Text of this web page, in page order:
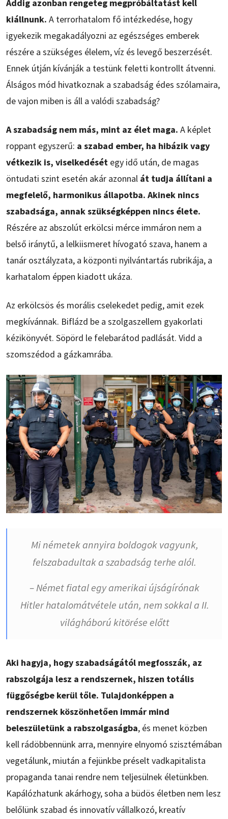
Addig azonban rengeteg megpróbáltatást kell
kiállnunk. A terrorhatalom fő intézkedése, hogy
igyekezik megakadályozni az egészséges emberek
részére a szükséges élelem, víz és levegő beszerzését.
Ennek útján kívánják a testünk feletti kontrollt átvenni.
Álságos mód hivatkoznak a szabadság édes szólamaira,
de vajon miben is áll a valódi szabadság?
A szabadság nem más, mint az élet maga. A képlet
roppant egyszerű: a szabad ember, ha hibázik vagy
vétkezik is, viselkedését egy idő után, de magas
öntudati szint esetén akár azonnal át tudja állítani a
megfelelő, harmonikus állapotba. Akinek nincs
szabadsága, annak szükségképpen nincs élete.
Részére az abszolút erkölcsi mérce immáron nem a
belső iránytű, a lelkiismeret hívogató szava, hanem a
tanár osztályzata, a központi nyilvántartás rubrikája, a
karhatalom éppen kiadott ukáza.
Az erkölcsös és morális cselekedet pedig, amit ezek
megkívánnak. Biflázd be a szolgaszellem gyakorlati
kézikönyvét. Söpörd le felebarátod padlását. Vidd a
szomszédod a gázkamrába.
Mi németek annyira boldogok vagyunk,
felszabadultak a szabadság terhe alól.
– Német fiatal egy amerikai újságírónak
Hitler hatalomátvétele után, nem sokkal a II.
világháború kitörése előtt
Aki hagyja, hogy szabadságától megfosszák, az
rabszolgája lesz a rendszernek, hiszen totális
függőségbe kerül tőle. Tulajdonképpen a
rendszernek köszönhetően immár mind
beleszületünk a rabszolgaságba, és menet közben
kell rádöbbennünk arra, mennyire elnyomó szisztémában
vegetálunk, miután a fejünkbe préselt vadkapitalista
propaganda tanai rendre nem teljesülnek életünkben.
Kapálózhatunk akárhogy, soha a büdös életben nem lesz
belőlünk szabad és innovatív vállalkozó, kreatív